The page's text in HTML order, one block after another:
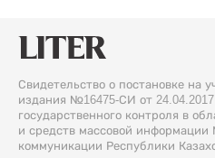
Свидетельство о постановке на
издания №16475-СИ от
государственного контроля в
и средств массовой
коммуникации Республики